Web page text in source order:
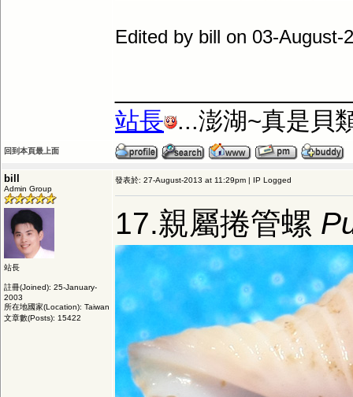
Edited by bill on 03-August-
站長 ...澎湖~真是貝
回到本頁最上面
bill
Admin Group
站長
註冊(Joined): 25-January-
2003
所在地國家(Location): Taiwan
文章數(Posts): 15422
發表於: 27-August-2013 at 11:29pm | IP Logged
17.親屬捲管螺